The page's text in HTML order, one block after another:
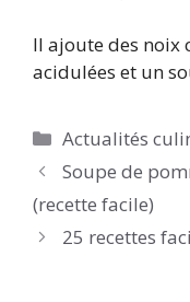
Il ajoute des noix
acidulées et un
Catégories
Actualités
Soupe de
(recette facile)
25 recettes